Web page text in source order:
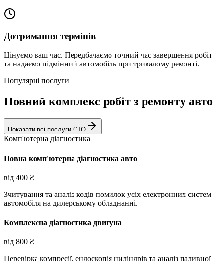
Дотримання термінів
Цінуємо ваш час. Передбачаємо точний час завершення робіт
та надаємо підмінний автомобіль при тривалому ремонті.
Популярні послуги
Повний комплекс робіт з ремонту авто
Показати всі послуги СТО
Комп'ютерна діагностика
Повна комп'ютерна діагностика авто
від 400 ₴
Зчитування та аналіз кодів помилок усіх електронних систем
автомобіля на дилерському обладнанні.
Комплексна діагностика двигуна
від 800 ₴
Перевірка компресії, ендоскопія циліндрів та аналіз паливної